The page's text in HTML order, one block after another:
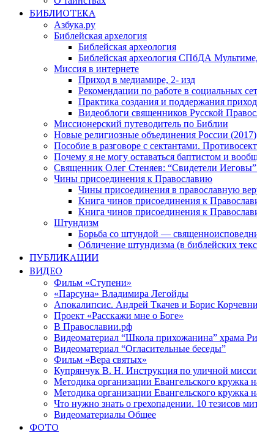
БИБЛИОТЕКА
Азбука.ру
Библейская архелогия
Библейская археология
Библейская археология СПбДА
Миссия в интернете
Приход в медиамире, 2- изд
Рекомендации по работе в социальных
Практика создания и поддержания
Видеоблоги священников Русской
Миссионерский путеводитель по Библии
Новые религиозные объединения России (2017)
Пособие в разговоре с сектантами.
Почему я не могу оставаться баптистом и
Священник Олег Стеняев: “Свидетели
Чины присоединения к Православию
Чины присоединения в православную
Книга чинов присоединения к
Книга чинов присоединения к
Штундизм
Борьба со штундой —
Обличение штундизма (в библейских
ПУБЛИКАЦИИ
ВИДЕО
Фильм «Ступени»
«Парсуна» Владимира Легойды
Апокалипсис. Андрей Ткачев и Борис
Проект «Расскажи мне о Боге»
В Православии.рф
Видеоматериал “Школа прихожанина” храма
Видеоматериал “Огласительные беседы”
Фильм «Вера святых»
Купрянчук В. Н. Инструкция по уличной
Методика организации Евангельского кружка
Методика организации Евангельского кружка
Что нужно знать о грехопадении. 10 тезисов
Видеоматериалы Общее
ФОТО